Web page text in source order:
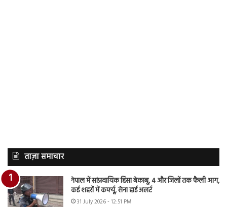
ताज़ा समाचार
नेपाल में सांप्रदायिक हिंसा बेकाबू, 4 और जिलों तक फैली आग,
कई शहरों में कर्फ्यू, सेना हाई अलर्ट
31 July 2026 - 12:51 PM